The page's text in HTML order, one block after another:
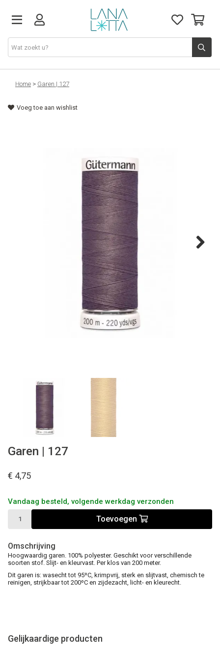
Stoffen
Fournituren
Home > Garen | 127
Voeg toe aan wishlist
Garen | 127
€ 4,75
Vandaag besteld, volgende werkdag verzonden
Toevoegen
Omschrijving
Hoogwaardig garen. 100% polyester. Geschikt voor verschillende
soorten stof. Slijt- en kleurvast. Per klos van 200 meter.
Dit garen is: wasecht tot 95ºC, krimpvrij, sterk en slijtvast, chemisch te
reinigen, strijkbaar tot 200ºC en zijdezacht, licht- en kleurecht.
Gelijkaardige producten